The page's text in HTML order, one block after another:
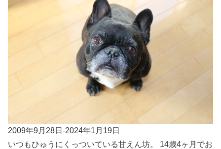
2009年9月28日-2024年1月19日
いつもひゅうにくっついている甘えん坊。 14歳4ヶ月でお